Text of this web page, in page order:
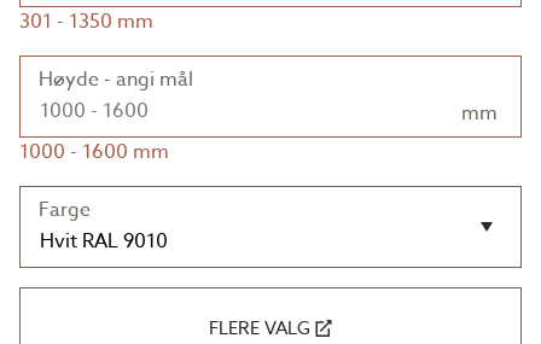
301 - 1350 mm
Høyde - angi mål
mm
1000 - 1600 mm
Farge
FLERE VALG